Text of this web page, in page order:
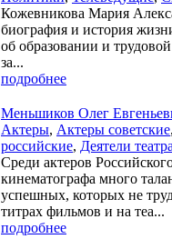
Кожевникова Мария
биография и история
об образовании и
за...
подробнее
Меньшиков Олег
Актеры, Актеры советские,
российские, Деятели театра
Среди актеров
кинематографа много
успешных, которых не
титрах фильмов и на теа...
подробнее